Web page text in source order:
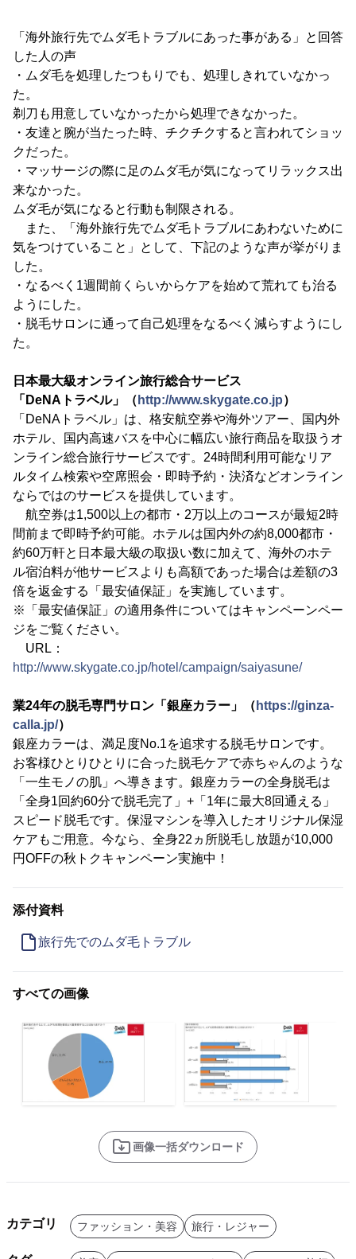
「海外旅行先でムダ毛トラブルにあった事がある」と回答
した人の声
・ムダ毛を処理したつもりでも、処理しきれていなかっ
た。
剃刀も用意していなかったから処理できなかった。
・友達と腕が当たった時、チクチクすると言われてショッ
クだった。
・マッサージの際に足のムダ毛が気になってリラックス出
来なかった。
ムダ毛が気になると行動も制限される。
また、「海外旅行先でムダ毛トラブルにあわないために
気をつけていること」として、下記のような声が挙がりま
した。
・なるべく1週間前くらいからケアを始めて荒れても治る
ようにした。
・脱毛サロンに通って自己処理をなるべく減らすようにし
た。
日本最大級オンライン旅行総合サービス
「DeNAトラベル」（ http://www.skygate.co.jp）
「DeNAトラベル」は、格安航空券や海外ツアー、国内外
ホテル、国内高速バスを中心に幅広い旅行商品を取扱うオ
ンライン総合旅行サービスです。24時間利用可能なリア
ルタイム検索や空席照会・即時予約・決済などオンライン
ならではのサービスを提供しています。
航空券は1,500以上の都市・2万以上のコースが最短2時
間前まで即時予約可能。ホテルは国内外の約8,000都市・
約60万軒と日本最大級の取扱い数に加えて、海外のホテ
ル宿泊料が他サービスよりも高額であった場合は差額の3
倍を返金する「最安値保証」を実施しています。
※「最安値保証」の適用条件についてはキャンペーンペー
ジをご覧ください。
URL：
http://www.skygate.co.jp/hotel/campaign/saiyasune/
業24年の脱毛専門サロン「銀座カラー」（ https://ginza-
calla.jp/）
銀座カラーは、満足度No.1を追求する脱毛サロンです。
お客様ひとりひとりに合った脱毛ケアで赤ちゃんのような
「一生モノの肌」へ導きます。銀座カラーの全身脱毛は
「全身1回約60分で脱毛完了」+「1年に最大8回通える」
スピード脱毛です。保湿マシンを導入したオリジナル保湿
ケアもご用意。今なら、全身22ヵ所脱毛し放題が10,000
円OFFの秋トクキャンペーン実施中！
添付資料
旅行先でのムダ毛トラブル
すべての画像
画像一括ダウンロード
カテゴリ ファッション・美容 旅行・レジャー